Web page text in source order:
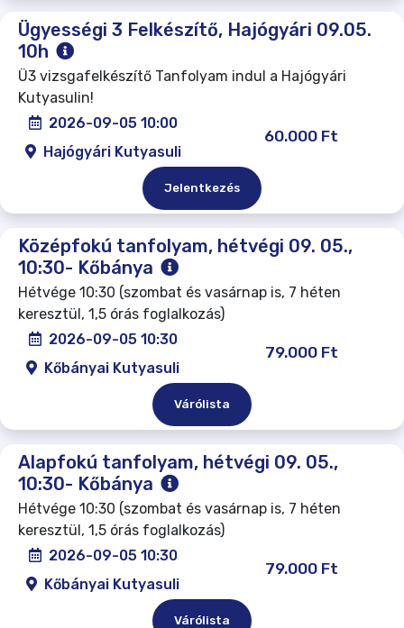
Ügyességi 3 Felkészítő, Hajógyári 09.05.
10h
Ü3 vizsgafelkészítő Tanfolyam indul a Hajógyári
Kutyasulin!
2026-09-05 10:00
Hajógyári Kutyasuli
60.000 Ft
Jelentkezés
Középfokú tanfolyam, hétvégi 09. 05.,
10:30- Kőbánya
Hétvége 10:30 (szombat és vasárnap is, 7 héten
keresztül, 1,5 órás foglalkozás)
2026-09-05 10:30
Kőbányai Kutyasuli
79.000 Ft
Várólista
Alapfokú tanfolyam, hétvégi 09. 05.,
10:30- Kőbánya
Hétvége 10:30 (szombat és vasárnap is, 7 héten
keresztül, 1,5 órás foglalkozás)
2026-09-05 10:30
Kőbányai Kutyasuli
79.000 Ft
Várólista